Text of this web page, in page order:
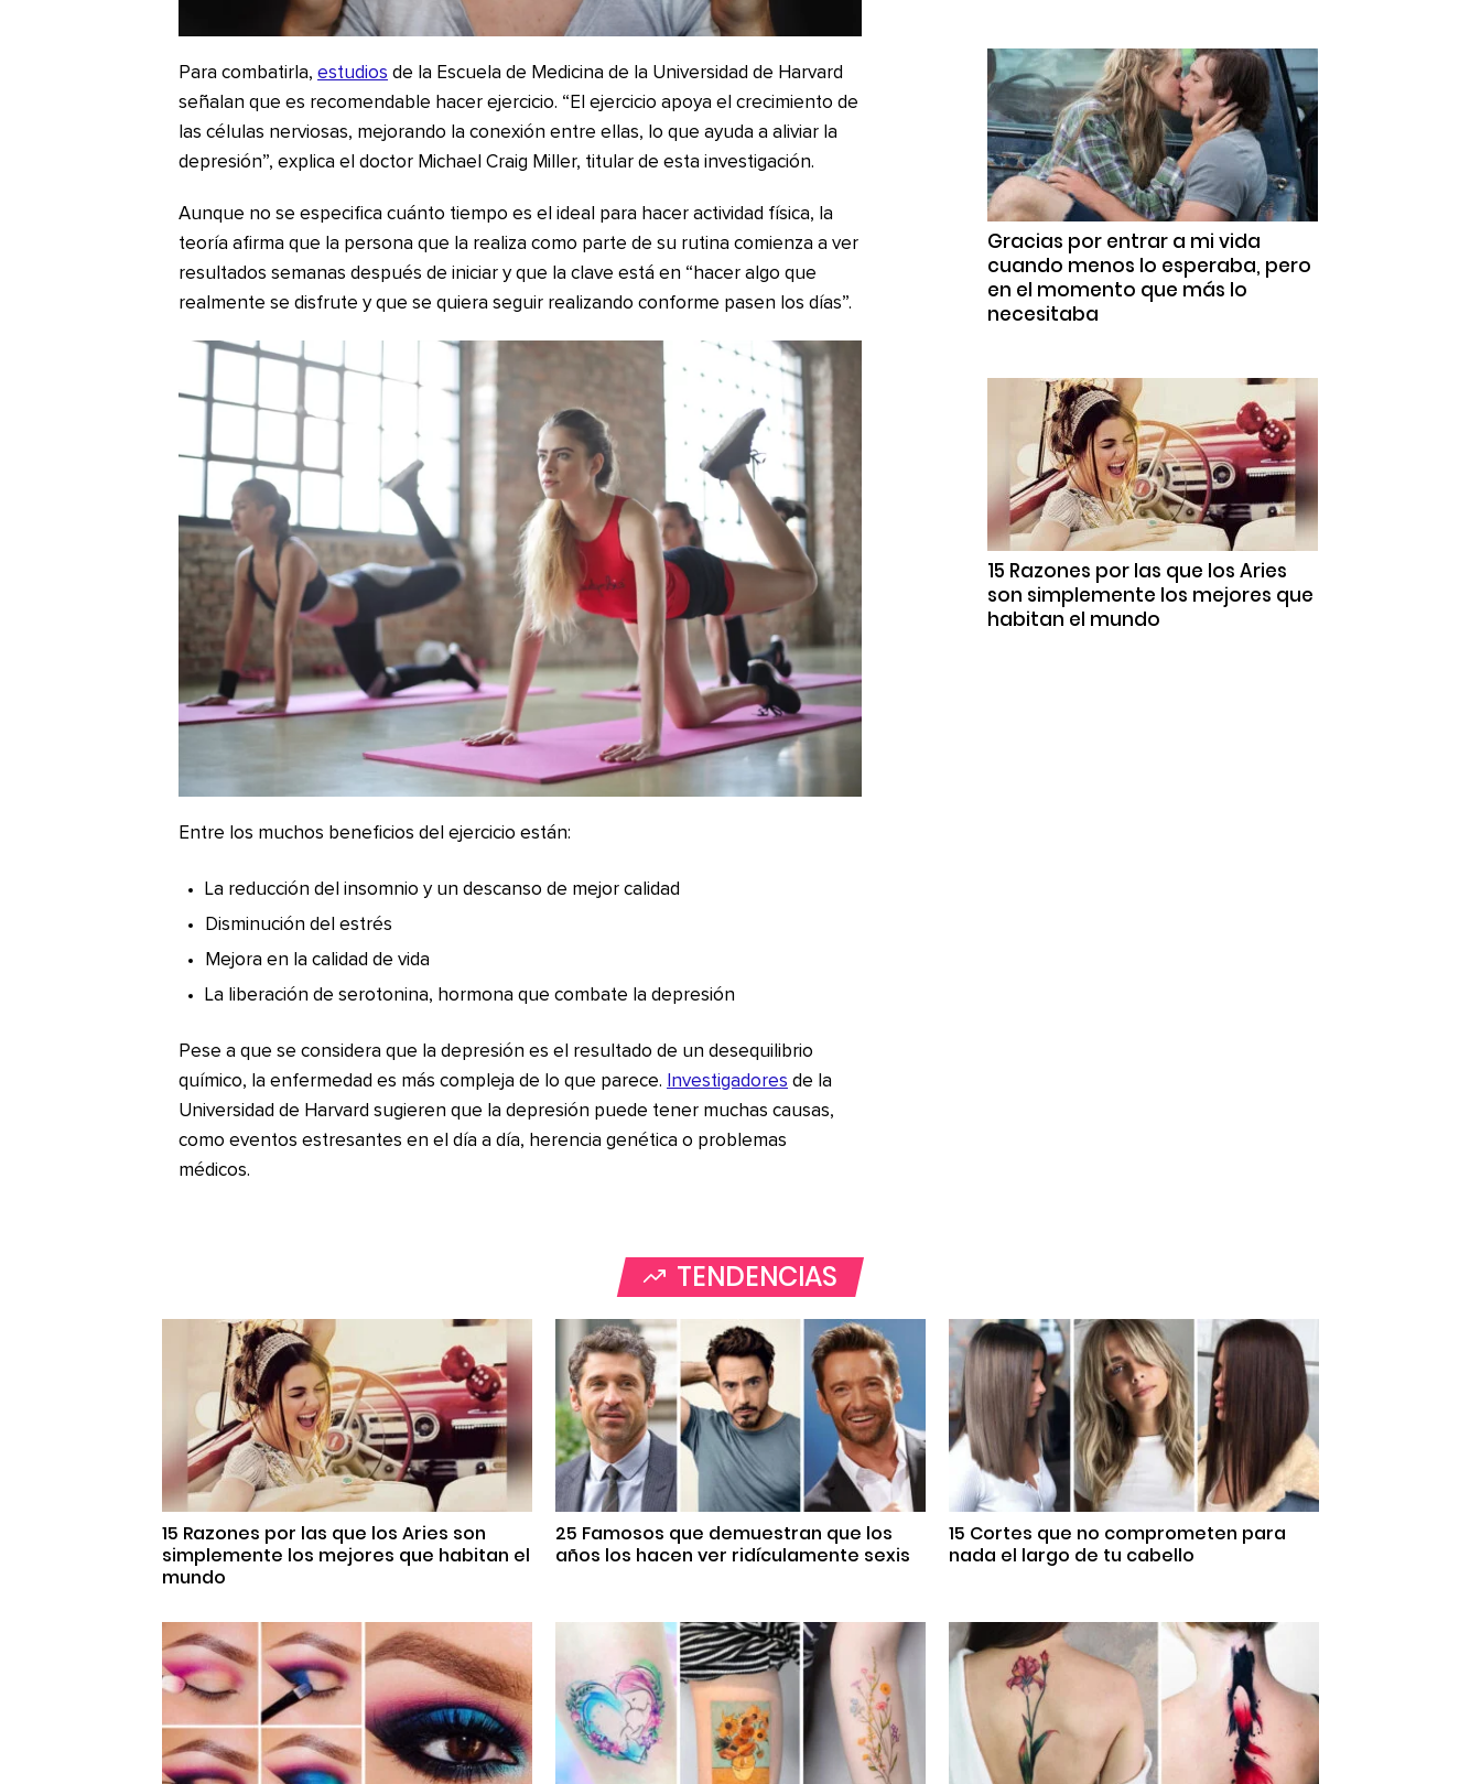
Para combatirla, estudios de la Escuela de Medicina de la Universidad de Harvard
señalan que es recomendable hacer ejercicio. “El ejercicio apoya el crecimiento de
las células nerviosas, mejorando la conexión entre ellas, lo que ayuda a aliviar la
depresión”, explica el doctor Michael Craig Miller, titular de esta investigación.
Aunque no se especifica cuánto tiempo es el ideal para hacer actividad física, la
teoría afirma que la persona que la realiza como parte de su rutina comienza a ver
resultados semanas después de iniciar y que la clave está en “hacer algo que
realmente se disfrute y que se quiera seguir realizando conforme pasen los días”.
Entre los muchos beneficios del ejercicio están:
La reducción del insomnio y un descanso de mejor calidad
Disminución del estrés
Mejora en la calidad de vida
La liberación de serotonina, hormona que combate la depresión
Pese a que se considera que la depresión es el resultado de un desequilibrio
químico, la enfermedad es más compleja de lo que parece. Investigadores de la
Universidad de Harvard sugieren que la depresión puede tener muchas causas,
como eventos estresantes en el día a día, herencia genética o problemas
médicos.
Gracias por entrar a mi vida
cuando menos lo esperaba, pero
en el momento que más lo
necesitaba
15 Razones por las que los Aries
son simplemente los mejores que
habitan el mundo
TENDENCIAS
15 Razones por las que los Aries son
simplemente los mejores que habitan el
mundo
25 Famosos que demuestran que los
años los hacen ver ridículamente sexis
15 Cortes que no comprometen para
nada el largo de tu cabello